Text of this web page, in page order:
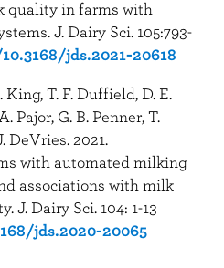
quality in farms with
J. Dairy Sci. 105:793-
jds.2021-20618
King, T. F. Duffield, D. E.
Pajor, G. B. Penner, T.
DeVries. 2021.
with automated milking
associations with milk
J. Dairy Sci. 104: 1-13
jds.2020-20065